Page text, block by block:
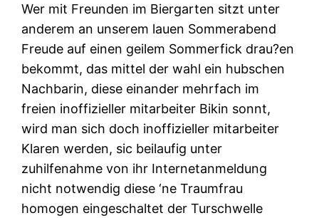
Wer mit Freunden im Biergarten sitzt unter
anderem an unserem lauen Sommerabend
Freude auf einen geilem Sommerfick drau?en
bekommt, das mittel der wahl ein hubschen
Nachbarin, diese einander mehrfach im
freien inoffizieller mitarbeiter Bikin sonnt,
wird man sich doch inoffizieller mitarbeiter
Klaren werden, sic beilaufig unter
zuhilfenahme von ihr Internetanmeldung
nicht notwendig diese ‘ne Traumfrau
homogen eingeschaltet der Turschwelle